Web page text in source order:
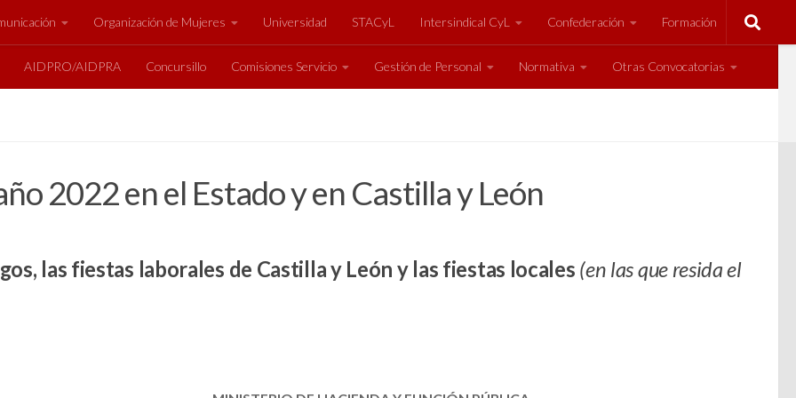
Organización de Mujeres Universidad STACyL Intersindical CyL Confederación Formación
AIDPRO/AIDPRA Concursillo Comisiones Servicio Gestión de Personal Normativa Otras Convocatorias
2022 en el Estado y en Castilla y León
las fiestas laborales de Castilla y León y las fiestas locales (en las que resida el